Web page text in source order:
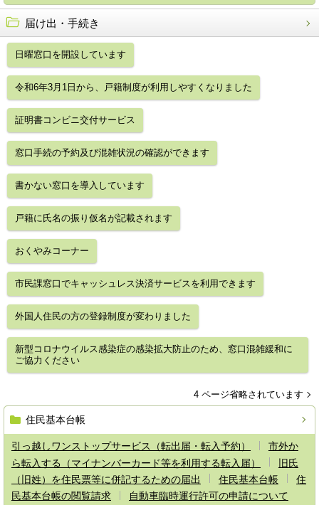
届け出・手続き
日曜窓口を開設しています
令和6年3月1日から、戸籍制度が利用しやすくなりました
証明書コンビニ交付サービス
窓口手続の予約及び混雑状況の確認ができます
書かない窓口を導入しています
戸籍に氏名の振り仮名が記載されます
おくやみコーナー
市民課窓口でキャッシュレス決済サービスを利用できます
外国人住民の方の登録制度が変わりました
新型コロナウイルス感染症の感染拡大防止のため、窓口混雑緩和に
ご協力ください
4 ページ省略されています
住民基本台帳
引っ越しワンストップサービス（転出届・転入予約）
市外か
ら転入する（マイナンバーカード等を利用する転入届）
旧氏
（旧姓）を住民票等に併記するための届出
住民基本台帳
住
民基本台帳の閲覧請求
自動車臨時運行許可の申請について